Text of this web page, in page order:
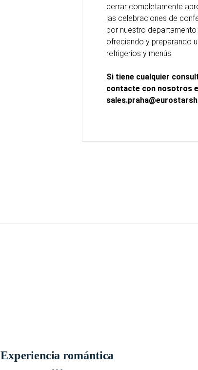
cerrar completamente
las celebraciones de
por nuestro
ofreciendo y preparando
refrigerios y menús.
Si tiene cualquier
contacte con nosotros
Experiencia romántica